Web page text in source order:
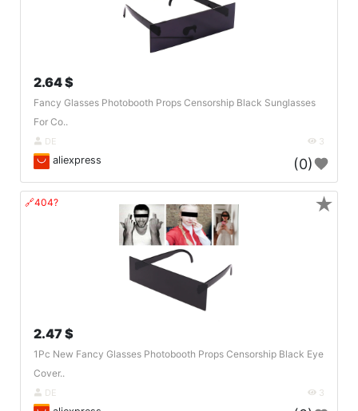
2.64 $
Fancy Glasses Photobooth Props Censorship Black Sunglasses
For Co..
DE 3
aliexpress (0)
🔗404?
2.47 $
1Pc New Fancy Glasses Photobooth Props Censorship Black Eye
Cover..
DE 3
★